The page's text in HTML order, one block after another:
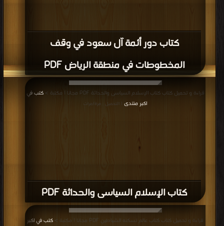
كتاب دور أئمة آل سعود في وقف
المخطوطات في منطقة الرياض PDF
كتاب الإسلام السياسى والحداثة PDF
قراءة و تحميل كتاب كتاب الإسلام السياسى والحداثة PDF مجانا | مكتبة >
كتب في
اكبر منتدى
| التحميل : مرة/مرات
قراءة و تحميل كتاب كتاب عالم تسكنه الشياطين PDF مجانا | مكتبة >
كتب في اكبر